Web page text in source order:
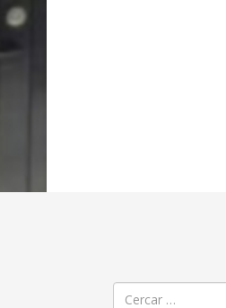
Cercar